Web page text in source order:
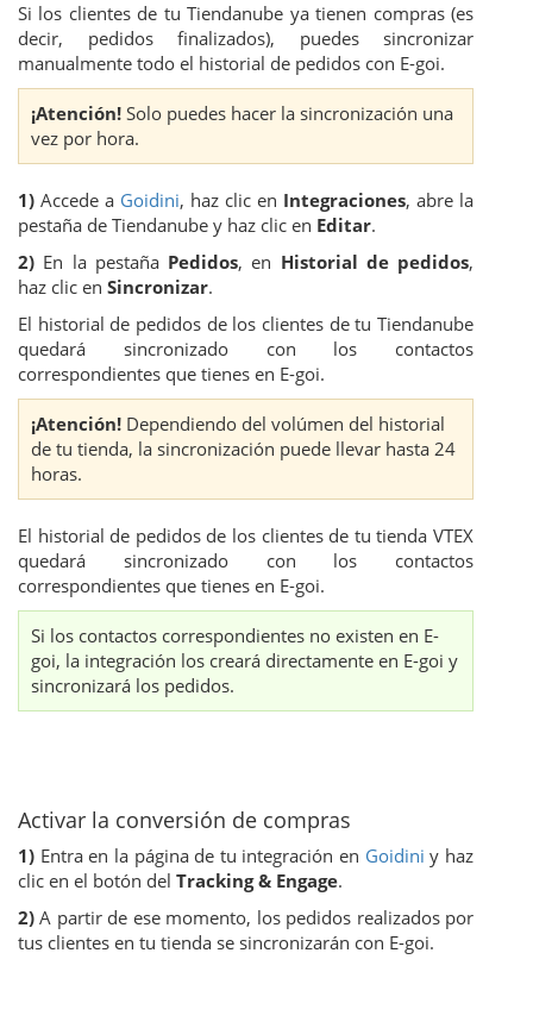
Si los clientes de tu Tiendanube ya tienen compras (es
decir, pedidos finalizados), puedes sincronizar
manualmente todo el historial de pedidos con E-goi.
¡Atención! Solo puedes hacer la sincronización una
vez por hora.
1) Accede a Goidini, haz clic en Integraciones, abre la
pestaña de Tiendanube y haz clic en Editar.
2) En la pestaña Pedidos, en Historial de pedidos,
haz clic en Sincronizar.
El historial de pedidos de los clientes de tu Tiendanube
quedará sincronizado con los contactos
correspondientes que tienes en E-goi.
¡Atención! Dependiendo del volúmen del historial
de tu tienda, la sincronización puede llevar hasta 24
horas.
El historial de pedidos de los clientes de tu tienda VTEX
quedará sincronizado con los contactos
correspondientes que tienes en E-goi.
Si los contactos correspondientes no existen en E-
goi, la integración los creará directamente en E-goi y
sincronizará los pedidos.
Activar la conversión de compras
1) Entra en la página de tu integración en Goidini y haz
clic en el botón del Tracking & Engage.
2) A partir de ese momento, los pedidos realizados por
tus clientes en tu tienda se sincronizarán con E-goi.